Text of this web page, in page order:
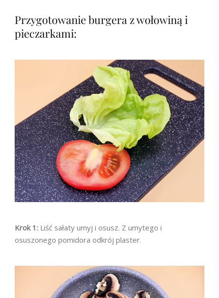
Przygotowanie burgera z wołowiną i
pieczarkami:
Krok 1: Liść sałaty umyj i osusz. Z umytego i
osuszonego pomidora odkrój plaster.